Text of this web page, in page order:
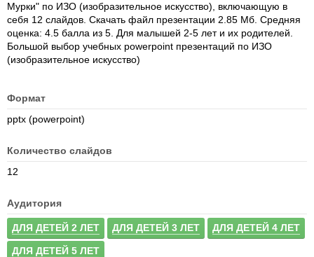
Мурки" по ИЗО (изобразительное искусство), включающую в
себя 12 слайдов. Скачать файл презентации 2.85 Мб. Средняя
оценка: 4.5 балла из 5. Для малышей 2-5 лет и их родителей.
Большой выбор учебных powerpoint презентаций по ИЗО
(изобразительное искусство)
Формат
pptx (powerpoint)
Количество слайдов
12
Аудитория
ДЛЯ ДЕТЕЙ 2 ЛЕТ ДЛЯ ДЕТЕЙ 3 ЛЕТ ДЛЯ ДЕТЕЙ 4 ЛЕТ
ДЛЯ ДЕТЕЙ 5 ЛЕТ